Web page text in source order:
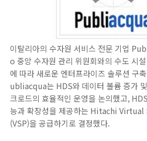
이탈리아의 수자원 서비스 전문 기업
o 중앙 수자원 관리 위원회와의 수도 시
에 따라 새로운 엔터프라이즈 솔루션 구
ubliacqua는 HDS와 데이터 볼륨 증가
크로드의 효율적인 운영을 논의했고,
능과 확장성을 제공하는 Hitachi
(VSP)을 공급하기로 결정했다.